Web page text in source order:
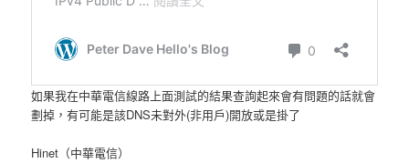
如果我在中華電信線路上面測試的結果查詢起來會有問題的話就會
劃掉，有可能是該DNS未對外(非用戶)開放或是掛了
Hinet（中華電信）